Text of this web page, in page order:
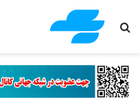
جستجو برای